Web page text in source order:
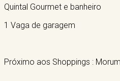
Quintal Gourmet e banheiro
1 Vaga de garagem
Próximo aos Shoppings :